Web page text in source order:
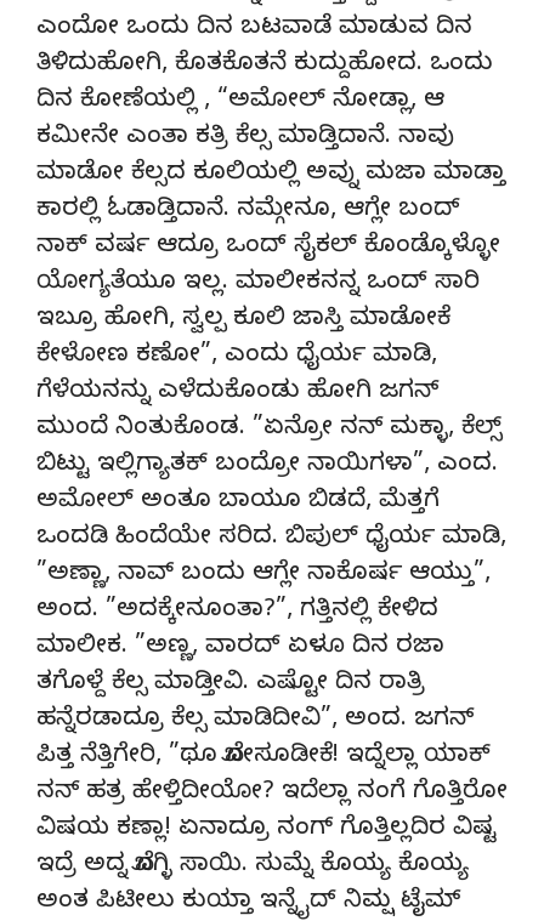
ಎಂದೋ ಒಂದು ದಿನ ಬಟವಾಡೆ ಮಾಡುವ ದಿನ
ತಿಳಿದುಹೋಗಿ, ಕೊತಕೊತನೆ ಕುದ್ದುಹೋದ. ಒಂದು
ದಿನ ಕೋಣೆಯಲ್ಲಿ , “ಅಮೋಲ್ ನೋಡ್ಲಾ, ಆ
ಕಮೀನೇ ಎಂತಾ ಕತ್ರಿ ಕೆಲ್ಸ ಮಾಡ್ತಿದಾನೆ. ನಾವು
ಮಾಡೋ ಕೆಲ್ಸದ ಕೂಲಿಯಲ್ಲಿ ಅವ್ನು ಮಜಾ ಮಾಡ್ತಾ
ಕಾರಲ್ಲಿ ಓಡಾಡ್ತಿದಾನೆ. ನಮ್ಗೇನೂ, ಆಗ್ಲೇ ಬಂದ್
ನಾಕ್ ವರ್ಷ ಆದ್ರೂ ಒಂದ್ ಸೈಕಲ್ ಕೊಂಡ್ಕೊಳ್ಳೋ
ಯೋಗ್ಯತೆಯೂ ಇಲ್ಲ. ಮಾಲೀಕನನ್ನ ಒಂದ್ ಸಾರಿ
ಇಬ್ರೂ ಹೋಗಿ, ಸ್ವಲ್ಪ ಕೂಲಿ ಜಾಸ್ತಿ ಮಾಡೋಕೆ
ಕೇಳೋಣ ಕಣೋ”, ಎಂದು ಧೈರ್ಯ ಮಾಡಿ,
ಗೆಳೆಯನನ್ನು ಎಳೆದುಕೊಂಡು ಹೋಗಿ ಜಗನ್
ಮುಂದೆ ನಿಂತುಕೊಂಡ. ”ಏನ್ರೋ ನನ್ ಮಕ್ಳಾ, ಕೆಲ್ಸ್
ಬಿಟ್ಟು ಇಲ್ಲಿಗ್ಯಾತಕ್ ಬಂದ್ರೋ ನಾಯಿಗಳಾ”, ಎಂದ.
ಅಮೋಲ್ ಅಂತೂ ಬಾಯೂ ಬಿಡದೆ, ಮೆತ್ತಗೆ
ಒಂದಡಿ ಹಿಂದೆಯೇ ಸರಿದ. ಬಿಪುಲ್ ಧೈರ್ಯ ಮಾಡಿ,
”ಅಣ್ಣಾ, ನಾವ್ ಬಂದು ಆಗ್ಲೇ ನಾಕೊರ್ಷ ಆಯ್ತು”,
ಅಂದ. ”ಅದಕ್ಕೇನೂಂತಾ?”, ಗತ್ತಿನಲ್ಲಿ ಕೇಳಿದ
ಮಾಲೀಕ. ”ಅಣ್ಣ, ವಾರದ್ ಏಳೂ ದಿನ ರಜಾ
ತಗೊಳ್ದೆ ಕೆಲ್ಸ ಮಾಡ್ತೀವಿ. ಎಷ್ಟೋ ದಿನ ರಾತ್ರಿ
ಹನ್ನೆರಡಾದ್ರೂ ಕೆಲ್ಸ ಮಾಡಿದೀವಿ”, ಅಂದ. ಜಗನ್
ಪಿತ್ತ ನೆತ್ತಿಗೇರಿ, ”ಥೂ ಬೋಸೂಡೀಕೆ! ಇದ್ನೆಲ್ಲಾ ಯಾಕ್
ನನ್ ಹತ್ರ ಹೇಳ್ತಿದೀಯೋ? ಇದೆಲ್ಲಾ ನಂಗೆ ಗೊತ್ತಿರೋ
ವಿಷಯ ಕಣ್ಲಾ! ಏನಾದ್ರೂ ನಂಗ್ ಗೊತ್ತಿಲ್ಲದಿರ ವಿಷ್ಟ
ಇದ್ರೆ ಅದ್ನ ಬೊಗ್ಳಿ ಸಾಯಿ. ಸುಮ್ನೆ ಕೊಯ್ಯ ಕೊಯ್ಯ
ಅಂತ ಪಿಟೀಲು ಕುಯ್ತಾ ಇನ್ನೈದ್ ನಿಮ್ಷ ಟೈಮ್